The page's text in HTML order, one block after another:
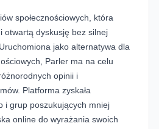
społecznościowych, która
otwartą dyskusję bez silnej
jako alternatywa dla
Parler ma na celu
opinii i
Platforma zyskała
i grup poszukujących mniej
online do wyrażania swoich